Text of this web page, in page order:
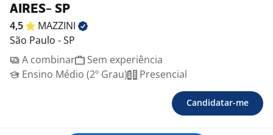
AIRES- SP
4,5
MAZZINI
São Paulo - SP
A combinar
Sem experiência
Ensino Médio (2º Grau)
Presencial
Candidatar-me